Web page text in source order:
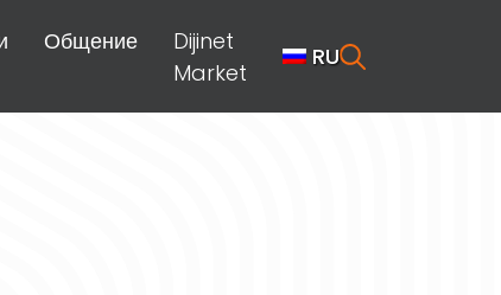
Общение
Dijinet
Market
RU